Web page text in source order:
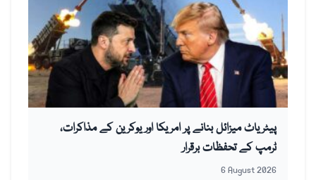
پیٹریاٹ میزائل بنانے پر امریکا اور یوکرین کے مذاکرات،
ٹرمپ کے تحفظات برقرار
6 August 2026